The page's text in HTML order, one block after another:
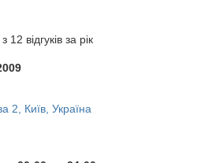
відгуків за рік
2, Київ, Україна